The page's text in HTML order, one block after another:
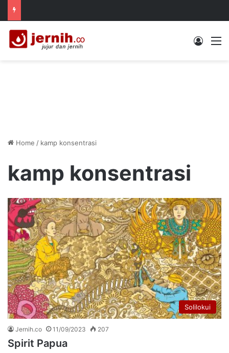
Log In
Home / kamp konsentrasi
kamp konsentrasi
Solilokui
Jernih.co 11/09/2023 207
Spirit Papua